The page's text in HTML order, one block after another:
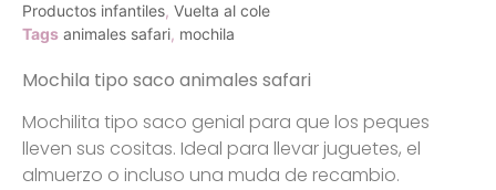
Productos infantiles, Vuelta al cole
Tags animales safari, mochila
Mochila tipo saco animales safari
Mochilita tipo saco genial para que los peques
lleven sus cositas. Ideal para llevar juguetes, el
almuerzo o incluso una muda de recambio.